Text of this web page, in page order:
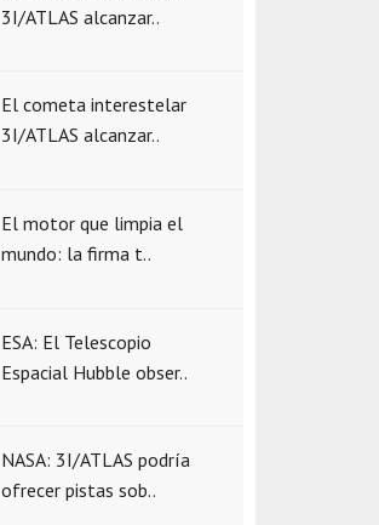
3I/ATLAS alcanzar..
El cometa interestelar
3I/ATLAS alcanzar..
El motor que limpia el
mundo: la firma t..
ESA: El Telescopio
Espacial Hubble obser..
NASA: 3I/ATLAS podría
ofrecer pistas sob..